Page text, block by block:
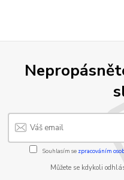
Souhlasím se zpracováním
Můžete se kdykoli